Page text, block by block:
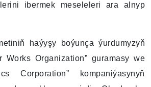
ibermek meseleleri ara alnyp
haýyşy boýunça ýurdumyzyň
Works Organization” guramasy we
Corporation” kompaniýasynyň